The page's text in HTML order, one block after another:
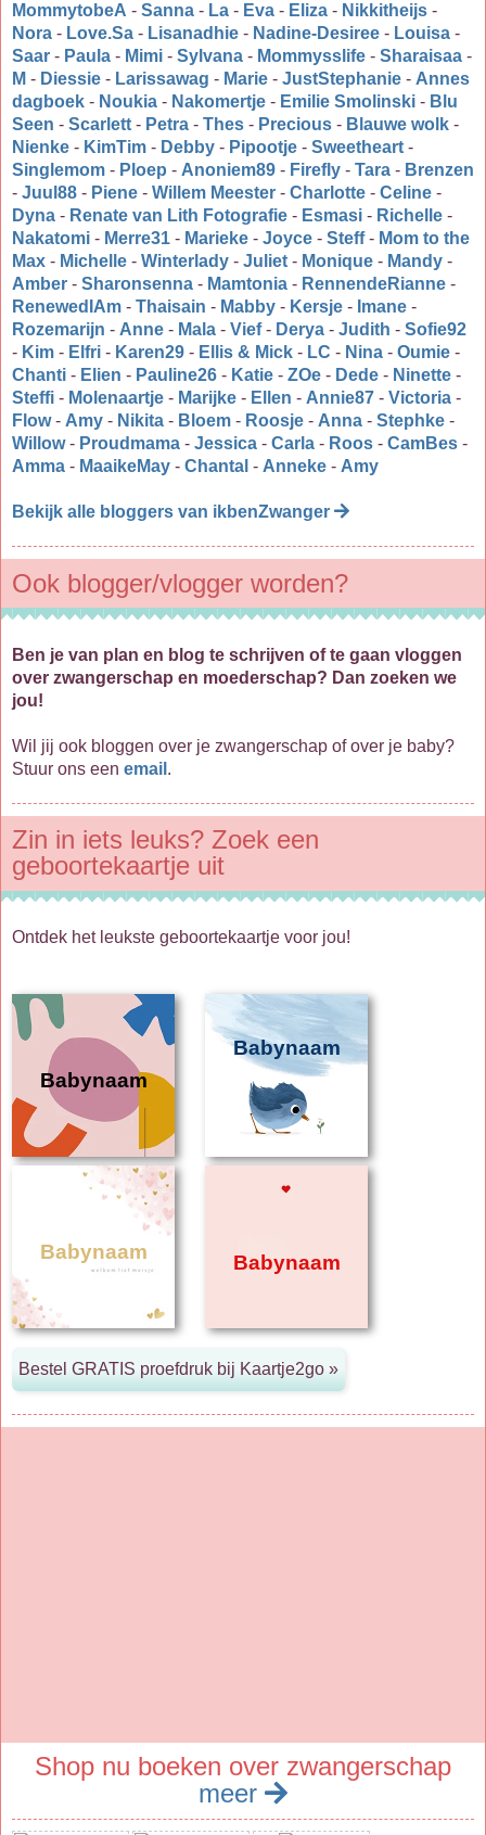
MommytobeA - Sanna - La - Eva - Eliza - Nikkitheijs -
Nora - Love.Sa - Lisanadhie - Nadine-Desiree - Louisa -
Saar - Paula - Mimi - Sylvana - Mommysslife - Sharaisaa -
M - Diessie - Larissawag - Marie - JustStephanie - Annes
dagboek - Noukia - Nakomertje - Emilie Smolinski - Blu
Seen - Scarlett - Petra - Thes - Precious - Blauwe wolk -
Nienke - KimTim - Debby - Pipootje - Sweetheart -
Singlemom - Ploep - Anoniem89 - Firefly - Tara - Brenzen
- Juul88 - Piene - Willem Meester - Charlotte - Celine -
Dyna - Renate van Lith Fotografie - Esmasi - Richelle -
Nakatomi - Merre31 - Marieke - Joyce - Steff- Mom to the
Max - Michelle - Winterlady - Juliet - Monique - Mandy -
Amber - Sharonsenna - Mamtonia - RennendeRianne -
RenewedIAm - Thaisain - Mabby - Kersje - Imane -
Rozemarijn - Anne - Mala - Vief- Derya - Judith - Sofie92
- Kim - Elfri - Karen29 - Ellis & Mick - LC - Nina - Oumie -
Chanti - Elien - Pauline26 - Katie - ZOe - Dede - Ninette -
Steffi - Molenaartje - Marijke - Ellen - Annie87 - Victoria -
Flow- Amy - Nikita - Bloem - Roosje - Anna - Stephke -
Willow- Proudmama - Jessica - Carla - Roos - CamBes -
Amma - MaaikeMay - Chantal - Anneke - Amy
Bekijk alle bloggers van ikbenZwanger
Ook blogger/vlogger worden?
Ben je van plan en blog te schrijven of te gaan vloggen
over zwangerschap en moederschap? Dan zoeken we
jou!
Wil jij ook bloggen over je zwangerschap of over je baby?
Stuur ons een email .
Zin in iets leuks? Zoek een
geboortekaartje uit
Ontdek het leukste geboortekaartje voor jou!
Babynaam
Babynaam
Babynaam Babynaam
Shop nu boeken over zwangerschap
meer